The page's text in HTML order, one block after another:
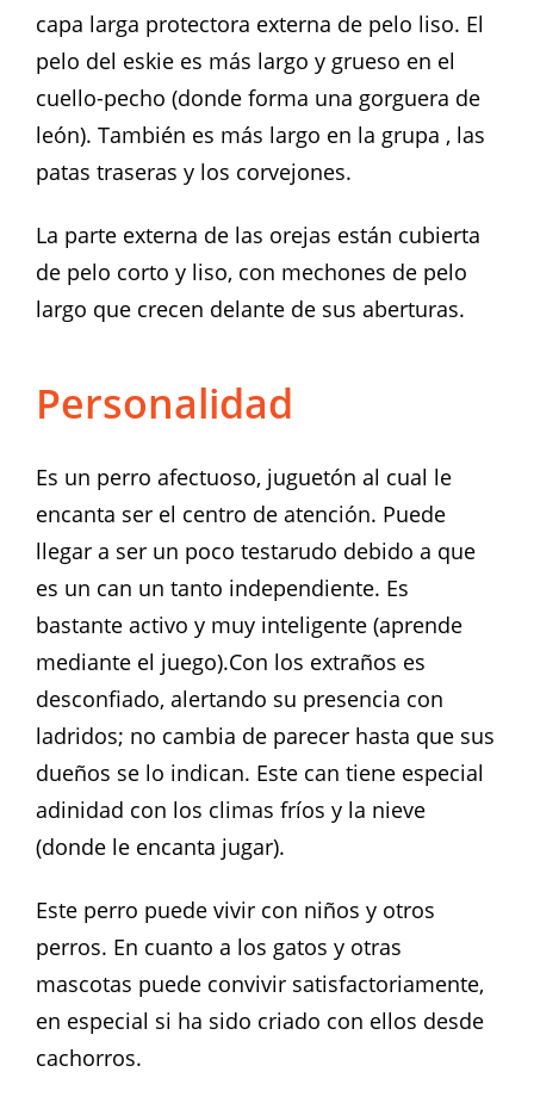
capa larga protectora externa de pelo liso. El
pelo del eskie es más largo y grueso en el
cuello-pecho (donde forma una gorguera de
león). También es más largo en la grupa , las
patas traseras y los corvejones.
La parte externa de las orejas están cubierta
de pelo corto y liso, con mechones de pelo
largo que crecen delante de sus aberturas.
Personalidad
Es un perro afectuoso, juguetón al cual le
encanta ser el centro de atención. Puede
llegar a ser un poco testarudo debido a que
es un can un tanto independiente. Es
bastante activo y muy inteligente (aprende
mediante el juego).Con los extraños es
desconfiado, alertando su presencia con
ladridos; no cambia de parecer hasta que sus
dueños se lo indican. Este can tiene especial
adinidad con los climas fríos y la nieve
(donde le encanta jugar).
Este perro puede vivir con niños y otros
perros. En cuanto a los gatos y otras
mascotas puede convivir satisfactoriamente,
en especial si ha sido criado con ellos desde
cachorros.